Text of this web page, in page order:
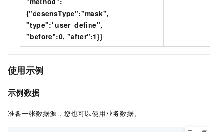
{"desensType":"mask",
"type":"user_define",
"before":0, "after":1}}
使用示例
示例数据
准备一张数据源，您也可以使用业务数据。